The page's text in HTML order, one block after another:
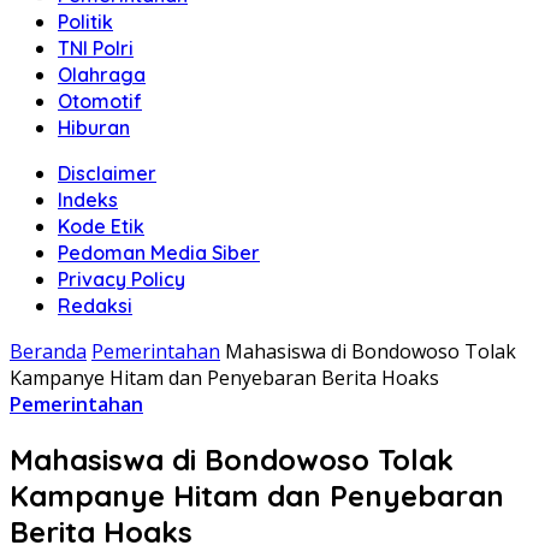
Politik
TNI Polri
Olahraga
Otomotif
Hiburan
Disclaimer
Indeks
Kode Etik
Pedoman Media Siber
Privacy Policy
Redaksi
Beranda Pemerintahan Mahasiswa di Bondowoso Tolak
Kampanye Hitam dan Penyebaran Berita Hoaks
Pemerintahan
Mahasiswa di Bondowoso Tolak
Kampanye Hitam dan Penyebaran
Berita Hoaks